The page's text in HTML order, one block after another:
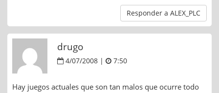
Responder a ALEX_PLC
drugo
4/07/2008 | 7:50
Hay juegos actuales que son tan malos que ocurre todo